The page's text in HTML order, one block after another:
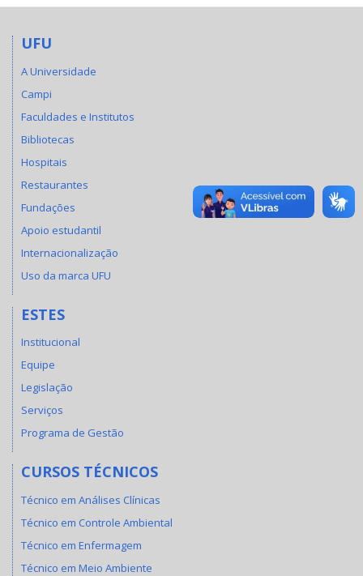
UFU
A Universidade
Campi
Faculdades e Institutos
Bibliotecas
Hospitais
Restaurantes
Fundações
Apoio estudantil
Internacionalização
Uso da marca UFU
ESTES
Institucional
Equipe
Legislação
Serviços
Programa de Gestão
CURSOS TÉCNICOS
Técnico em Análises Clínicas
Técnico em Controle Ambiental
Técnico em Enfermagem
Técnico em Meio Ambiente